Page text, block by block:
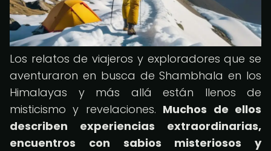
Los relatos de viajeros y exploradores que se
aventuraron en busca de Shambhala en los
Himalayas y más allá están llenos de
misticismo y revelaciones. Muchos de ellos
describen experiencias extraordinarias,
encuentros con sabios misteriosos y